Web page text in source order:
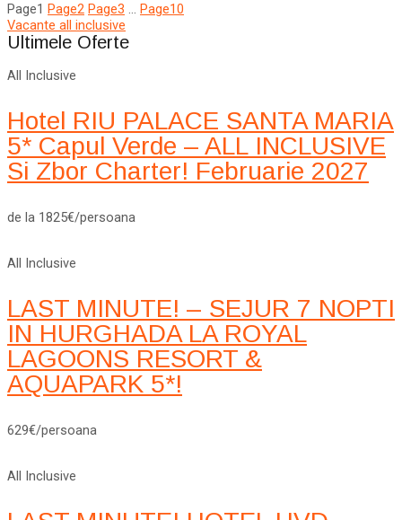
Page1 Page2 Page3 … Page10
Vacante all inclusive
Ultimele Oferte
All Inclusive
Hotel RIU PALACE SANTA MARIA
5* Capul Verde – ALL INCLUSIVE
Si Zbor Charter! Februarie 2027
de la 1825€/persoana
All Inclusive
LAST MINUTE! – SEJUR 7 NOPTI
IN HURGHADA LA ROYAL
LAGOONS RESORT &
AQUAPARK 5*!
629€/persoana
All Inclusive